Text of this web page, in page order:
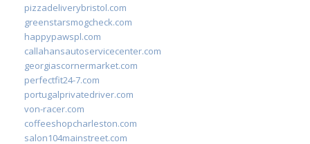
pizzadeliverybristol.com
greenstarsmogcheck.com
happypawspl.com
callahansautoservicecenter.com
georgiascornermarket.com
perfectfit24-7.com
portugalprivatedriver.com
von-racer.com
coffeeshopcharleston.com
salon104mainstreet.com